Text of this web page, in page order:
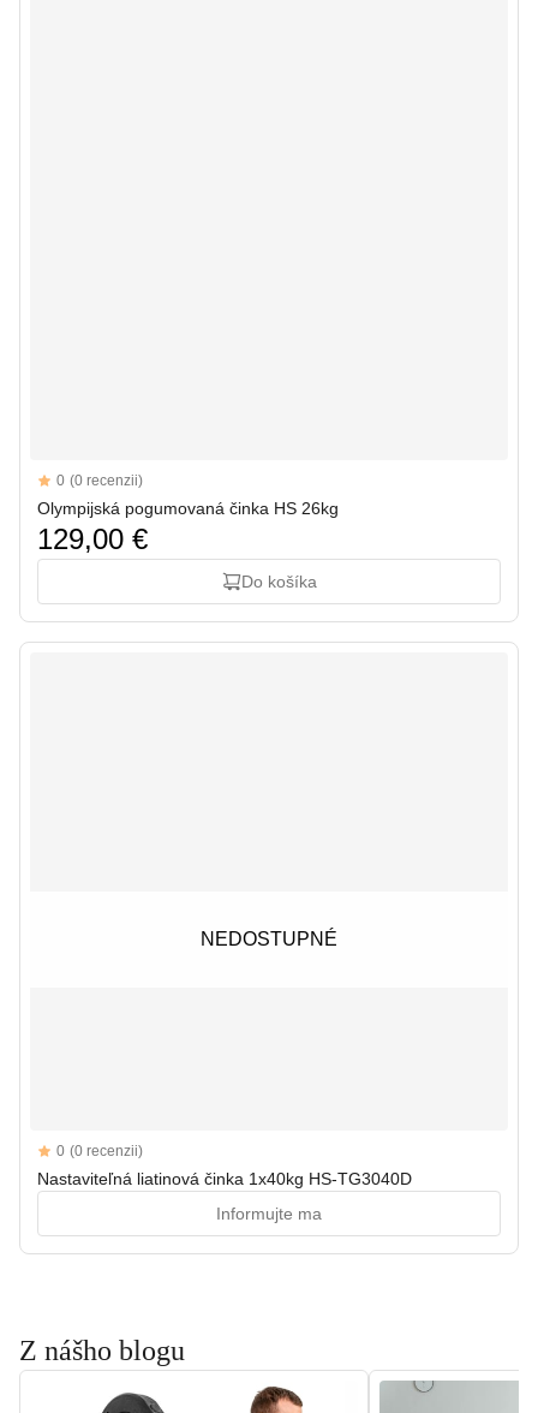
Reviews
0 (0 recenzii)
Olympijská pogumovaná činka HS 26kg
129,00 €
Do košíka
NEDOSTUPNÉ
NEDOSTUPNÉ
Reviews
0 (0 recenzii)
Nastaviteľná liatinová činka 1x40kg HS-TG3040D
Informujte ma
Z nášho blogu